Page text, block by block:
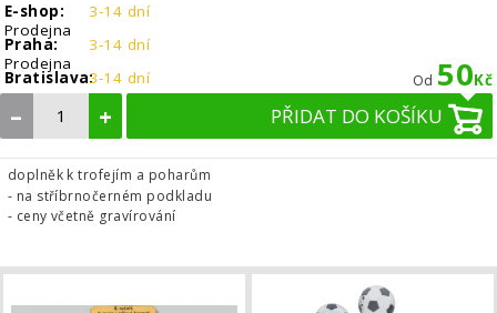
E-shop:
3-14 dní
Prodejna
Praha:
3-14 dní
Prodejna
Bratislava:3-14 dní Od 50Kč
– + PŘIDAT DO KOŠÍKU
doplněk k trofejím a poharům
- na stříbrnočerném podkladu
- ceny včetně gravírování